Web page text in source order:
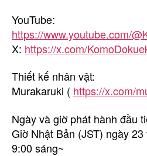
YouTube:
https://www.youtube.com/
X: https://x.com/
Thiết kế nhân vật:
Murakaruki ( https://x.com/
Ngày và giờ phát hành đầu
Giờ Nhật Bản (JST) ngày
9:00 sáng~